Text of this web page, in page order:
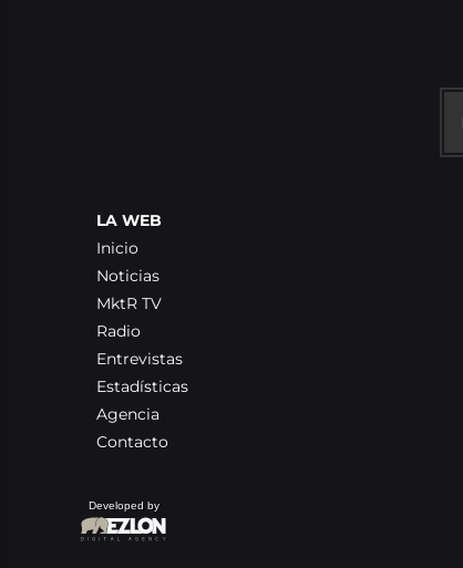
LA WEB
Inicio
Noticias
MktR TV
Radio
Entrevistas
Estadísticas
Agencia
Contacto
Developed by